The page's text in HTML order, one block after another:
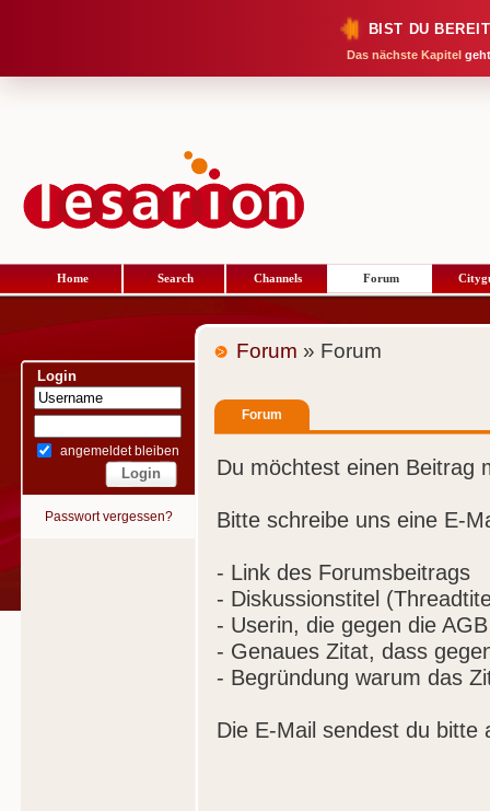
BIST DU
Das nächste Kapitel
Home Search Channels Forum
Login
angemeldet bleiben
Passwort vergessen?
Forum » Forum
Forum
Du möchtest einen Beitrag
Bitte schreibe uns eine E-
- Link des Forumsbeitrags
- Diskussionstitel
- Userin, die gegen die
- Genaues Zitat, dass
- Begründung warum das
Die E-Mail sendest du bitte